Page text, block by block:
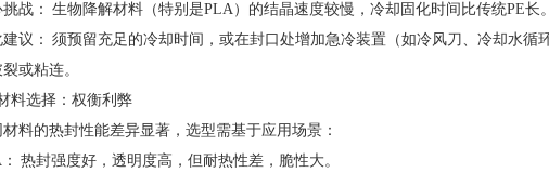
战： 生物降解材料（特别是PLA）的结晶速度较慢，冷却固化时间比传统PE长。
建议： 须预留充足的冷却时间，或在封口处增加急冷装置（如冷风刀、冷却水循
或粘连。
料选择：权衡利弊
料的热封性能差异显著，选型需基于应用场景：
热封强度好，透明度高，但耐热性差，脆性大。